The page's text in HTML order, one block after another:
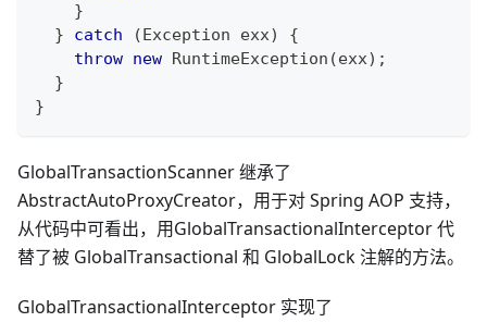
}
}
catch (Exception exx)
{
throw new RuntimeException (exx) ;
}
}
GlobalTransactionScanner 继承了
AbstractAutoProxyCreator，用于对 Spring AOP 支持，
从代码中可看出，用GlobalTransactionalInterceptor 代
替了被 GlobalTransactional 和 GlobalLock 注解的方法。
GlobalTransactionalInterceptor 实现了